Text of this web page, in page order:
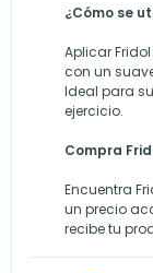
¿Cómo se
Aplicar
con un
Ideal para
ejercicio.
Compra
Encuentra
un precio
recibe tu